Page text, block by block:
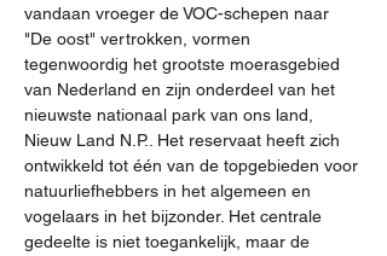
vandaan vroeger de VOC-schepen naar
"De oost" vertrokken, vormen
tegenwoordig het grootste moerasgebied
van Nederland en zijn onderdeel van het
nieuwste nationaal park van ons land,
Nieuw Land N.P.. Het reservaat heeft zich
ontwikkeld tot één van de topgebieden voor
natuurliefhebbers in het algemeen en
vogelaars in het bijzonder. Het centrale
gedeelte is niet toegankelijk, maar de